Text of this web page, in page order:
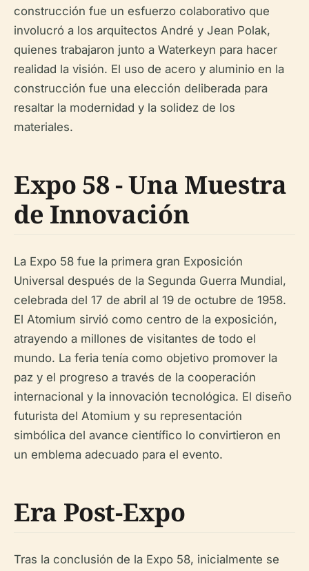
construcción fue un esfuerzo colaborativo que
involucró a los arquitectos André y Jean Polak,
quienes trabajaron junto a Waterkeyn para hacer
realidad la visión. El uso de acero y aluminio en la
construcción fue una elección deliberada para
resaltar la modernidad y la solidez de los
materiales.
Expo 58 - Una Muestra
de Innovación
La Expo 58 fue la primera gran Exposición
Universal después de la Segunda Guerra Mundial,
celebrada del 17 de abril al 19 de octubre de 1958.
El Atomium sirvió como centro de la exposición,
atrayendo a millones de visitantes de todo el
mundo. La feria tenía como objetivo promover la
paz y el progreso a través de la cooperación
internacional y la innovación tecnológica. El diseño
futurista del Atomium y su representación
simbólica del avance científico lo convirtieron en
un emblema adecuado para el evento.
Era Post-Expo
Tras la conclusión de la Expo 58, inicialmente se